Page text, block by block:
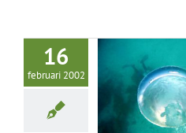
16
februari 2002